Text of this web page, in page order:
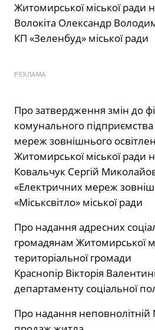
Житомирської міської ради
Волокіта Олександр
КП «Зеленбуд» міської ради
РЕКЛАМА
Про затвердження змін до
комунального
мереж зовнішнього
Житомирської міської ради
Ковальчук Сергій
«Електричних мереж
«Міськсвітло» міської ради
Про надання адресних
громадянам Житомирської
територіальної громади
Краснопір Вікторія
департаменту соціальної
Про надання